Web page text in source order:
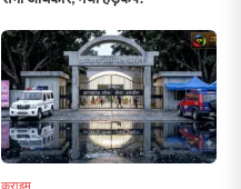
क्राइम